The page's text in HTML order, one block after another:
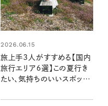
2026.06.15
旅上手3人がすすめる【国内
旅行エリア6選】この夏行き
たい、気持ちのいいスポット